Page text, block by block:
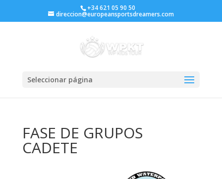
+34 621 05 90 50
direccion@europeansportsdreamers.com
Seleccionar página
FASE DE GRUPOS
CADETE